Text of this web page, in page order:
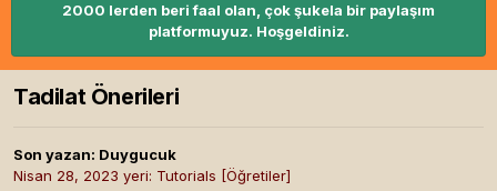
2000 lerden beri faal olan, çok şukela bir paylaşım
platformuyuz. Hoşgeldiniz.
Tadilat Önerileri
Son yazan: Duygucuk
Nisan 28, 2023 yeri: Tutorials [Öğretiler]